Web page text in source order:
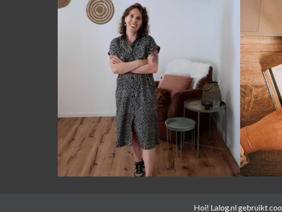
Hoi! Lalog.nl gebruikt